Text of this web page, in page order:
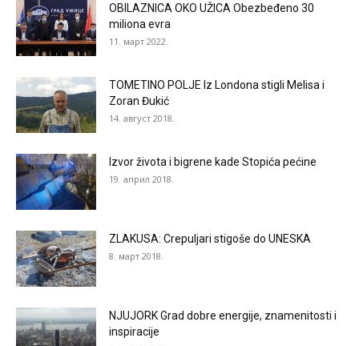
OBILAZNICA OKO UŽICA Obezbeđeno 30
miliona evra
11. март 2022.
TOMETINO POLJE Iz Londona stigli Melisa i
Zoran Đukić
14. август 2018.
Izvor života i bigrene kade Stopića pećine
19. април 2018.
ZLAKUSA: Crepuljari stigoše do UNESKA
8. март 2018.
NJUJORK Grad dobre energije, znamenitosti i
inspiracije